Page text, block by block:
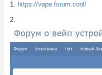
1. https://vape.forum.cool/
2.